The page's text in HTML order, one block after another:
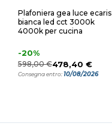
Plafoniera gea luce ecaris
bianca led cct 3000k
4000k per cucina
-20%
598,00 €478,40 €
Consegna entro:10/08/2026